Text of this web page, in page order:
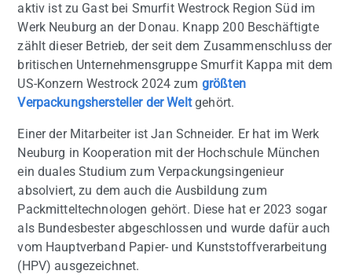
aktiv ist zu Gast bei Smurfit Westrock Region Süd im
Werk Neuburg an der Donau. Knapp 200 Beschäftigte
zählt dieser Betrieb, der seit dem Zusammenschluss der
britischen Unternehmensgruppe Smurfit Kappa mit dem
US-Konzern Westrock 2024 zum größten
Verpackungshersteller der Weltgehört.
Einer der Mitarbeiter ist Jan Schneider. Er hat im Werk
Neuburg in Kooperation mit der Hochschule München
ein duales Studium zum Verpackungsingenieur
absolviert, zu dem auch die Ausbildung zum
Packmitteltechnologen gehört. Diese hat er 2023 sogar
als Bundesbester abgeschlossen und wurde dafür auch
vom Hauptverband Papier- und Kunststoffverarbeitung
(HPV) ausgezeichnet.